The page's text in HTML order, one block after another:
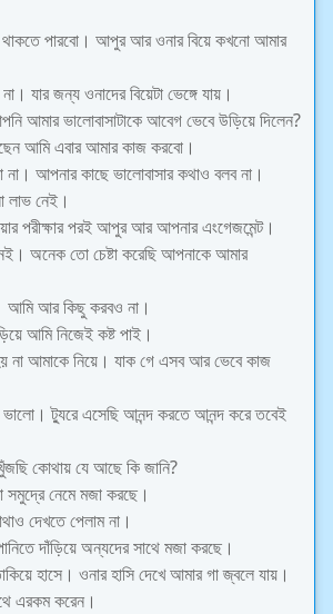
থাকতে পারবো। আপুর আর ওনার বিয়ে কখনো আমার
যার জন্য ওনাদের বিয়েটা ভেঙ্গে যায়।
আমার ভালোবাসাটাকে আবেগ ভেবে উড়িয়ে দিলেন?
আমি এবার আমার কাজ করবো।
আপনার কাছে ভালোবাসার কথাও বলব না।
নেই।
পরীক্ষার পরই আপুর আর আপনার এংগেজমেন্ট।
অনেক তো চেষ্টা করেছি আপনাকে আমার
আমি আর কিছু করবও না।
আমি নিজেই কষ্ট পাই।
না আমাকে নিয়ে। যাক গে এসব আর ভেবে কাজ
ভালো। ট্যুরে এসেছি আনন্দ করতে আনন্দ করে তবেই
কোথায় যে আছে কি জানি?
সমুদ্রে নেমে মজা করছে।
দেখতে পেলাম না।
দাঁড়িয়ে অন্যদের সাথে মজা করছে।
হাসে। ওনার হাসি দেখে আমার গা জ্বলে যায়।
এরকম করেন।